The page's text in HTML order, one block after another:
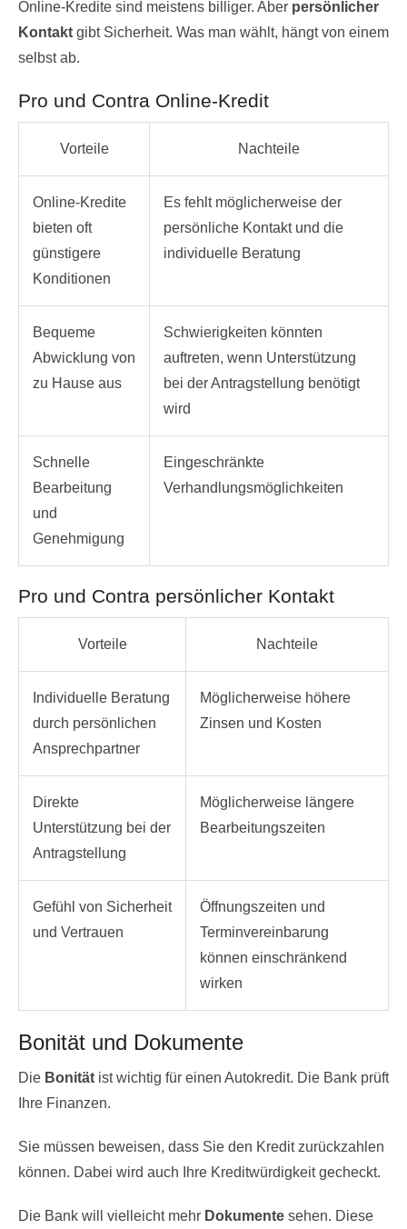
Online-Kredite sind meistens billiger. Aber persönlicher
Kontakt gibt Sicherheit. Was man wählt, hängt von einem
selbst ab.
Pro und Contra Online-Kredit
Vorteile Nachteile
Online-Kredite
bieten oft
günstigere
Konditionen
Es fehlt möglicherweise der
persönliche Kontakt und die
individuelle Beratung
Bequeme
Abwicklung von
zu Hause aus
Schwierigkeiten könnten
auftreten, wenn Unterstützung
bei der Antragstellung benötigt
wird
Schnelle
Bearbeitung
und
Genehmigung
Eingeschränkte
Verhandlungsmöglichkeiten
Pro und Contra persönlicher Kontakt
Vorteile Nachteile
Individuelle Beratung
durch persönlichen
Ansprechpartner
Möglicherweise höhere
Zinsen und Kosten
Direkte
Unterstützung bei der
Antragstellung
Möglicherweise längere
Bearbeitungszeiten
Gefühl von Sicherheit
und Vertrauen
Öffnungszeiten und
Terminvereinbarung
können einschränkend
wirken
Bonität und Dokumente
Die Bonität ist wichtig für einen Autokredit. Die Bank prüft
Ihre Finanzen.
Sie müssen beweisen, dass Sie den Kredit zurückzahlen
können. Dabei wird auch Ihre Kreditwürdigkeit gecheckt.
Die Bank will vielleicht mehr Dokumente sehen. Diese